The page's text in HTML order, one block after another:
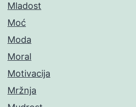
Mladost
Moć
Moda
Moral
Motivacija
Mržnja